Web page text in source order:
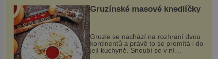
Gruzínské masové knedlíčky
Gruzie se nachází na rozhraní dvou
kontinentů a právě to se promítá i do
její kuchyně. Snoubí se v ní
evropské a asijské chutě a díky tomu